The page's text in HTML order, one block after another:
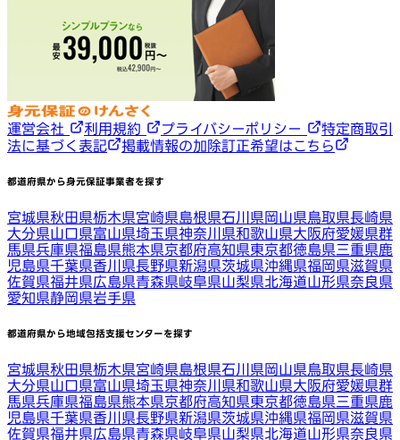
運営会社 利用規約 プライバシーポリシー
特定商取引
法に基づく表記
掲載情報の加除訂正希望はこちら
都道府県から身元保証事業者を探す
宮城県秋田県栃木県宮崎県島根県石川県岡山県鳥取県長崎県
大分県山口県富山県埼玉県神奈川県和歌山県大阪府愛媛県群
馬県兵庫県福島県熊本県京都府高知県東京都徳島県三重県鹿
児島県千葉県香川県長野県新潟県茨城県沖縄県福岡県滋賀県
佐賀県福井県広島県青森県岐阜県山梨県北海道山形県奈良県
愛知県静岡県岩手県
都道府県から地域包括支援センターを探す
宮城県秋田県栃木県宮崎県島根県石川県岡山県鳥取県長崎県
大分県山口県富山県埼玉県神奈川県和歌山県大阪府愛媛県群
馬県兵庫県福島県熊本県京都府高知県東京都徳島県三重県鹿
児島県千葉県香川県長野県新潟県茨城県沖縄県福岡県滋賀県
佐賀県福井県広島県青森県岐阜県山梨県北海道山形県奈良県